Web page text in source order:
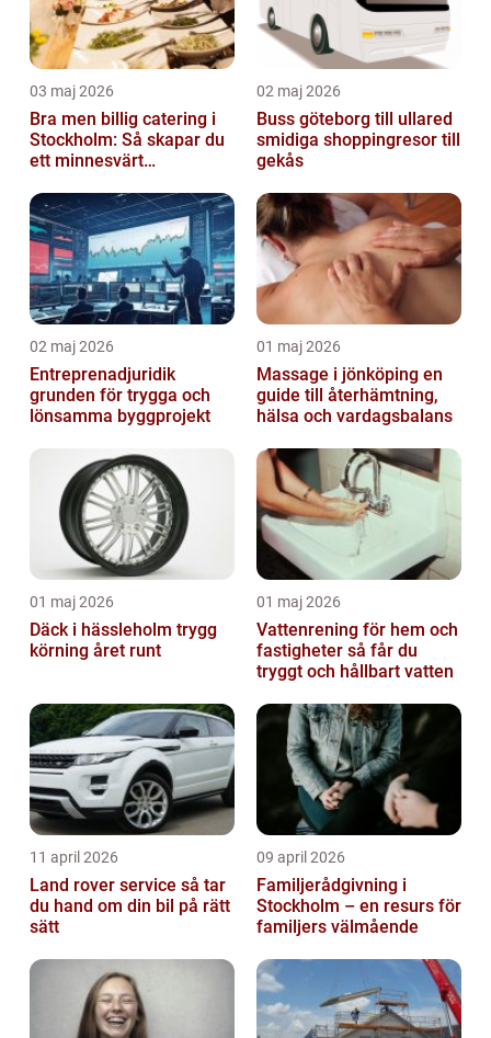
03 maj 2026
Bra men billig catering i
Stockholm: Så skapar du
ett minnesvärt
02 maj 2026
Buss göteborg till ullared
smidiga shoppingresor till
gekås
02 maj 2026
Entreprenadjuridik
grunden för trygga och
lönsamma byggprojekt
01 maj 2026
Massage i jönköping en
guide till återhämtning,
hälsa och vardagsbalans
01 maj 2026
Däck i hässleholm trygg
körning året runt
01 maj 2026
Vattenrening för hem och
fastigheter så får du
tryggt och hållbart vatten
11 april 2026
Land rover service så tar
du hand om din bil på rätt
sätt
09 april 2026
Familjerådgivning i
Stockholm – en resurs för
familjers välmående